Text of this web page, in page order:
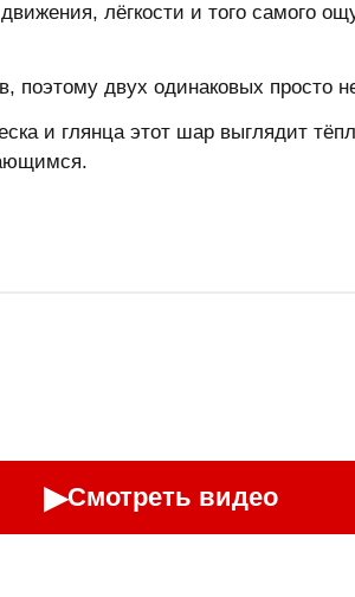
лёгкости и того самого
поэтому двух одинаковых просто
и глянца этот шар выглядит
▶Смотреть видео